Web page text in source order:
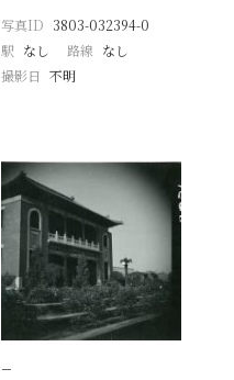
写真ID 3803-032394-0
駅 なし 路線 なし
撮影日 不明
−